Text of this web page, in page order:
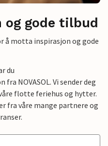
og gode tilbud
å motta inspirasjon og gode
du
NOVASOL. Vi sender deg
flotte feriehus og hytter.
fra våre mange partnere og